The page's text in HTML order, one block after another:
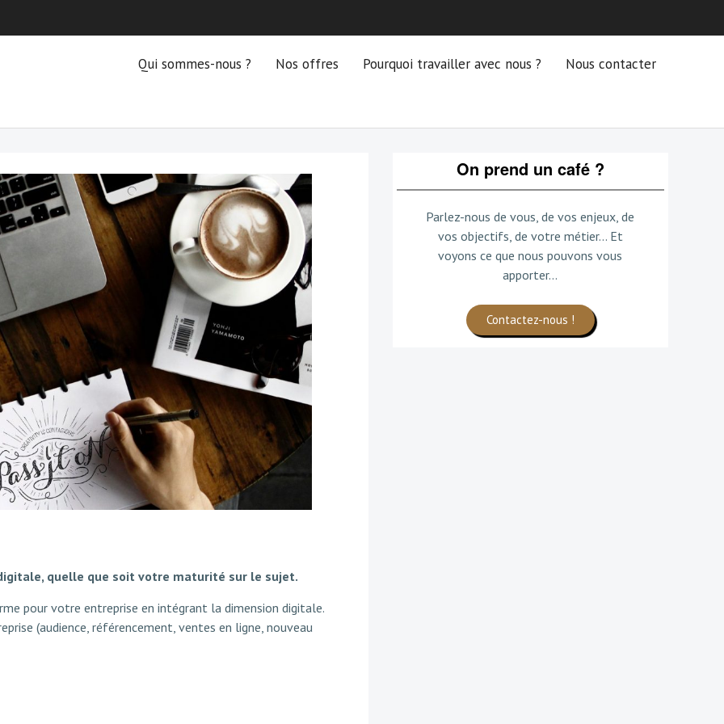
Qui sommes-nous ? Nos offres Pourquoi travailler avec nous ? Nous contacter
quelle que soit votre maturité sur le sujet.
pour votre entreprise en intégrant la dimension digitale.
(audience, référencement, ventes en ligne, nouveau
On prend un café ?
Parlez-nous de vous, de vos enjeux, de
vos objectifs, de votre métier... Et
voyons ce que nous pouvons vous
apporter...
Contactez-nous !